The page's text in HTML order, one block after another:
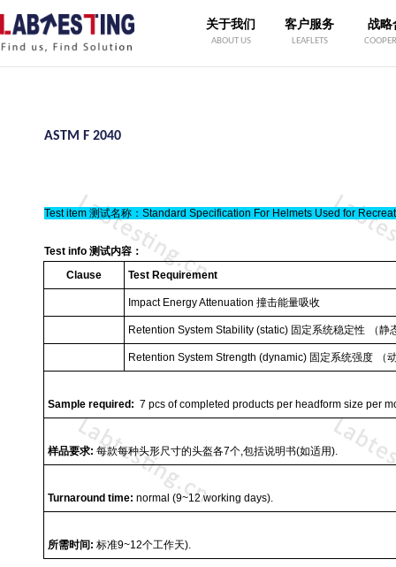
关于我们
ABOUT US
客户服务
LEAFLETS
战略
ASTM F 2040
Test item 测试名称： Standard Specification For Helmets Used for
Test info 测试内容：
Clause
Test Requirement
Impact Energy Attenuation 撞击能量吸收
Retention System Stability (static) 固定系统稳定性 （静
Retention System Strength (dynamic) 固定系统强度 （
Sample required: 7 pcs of completed products per headform size per
样品要求: 每款每种头形尺寸的头盔各7个, 包括说明书(如适用).
Turnaround time: normal (9~12 working days).
所需时间: 标准9~12个工作天).